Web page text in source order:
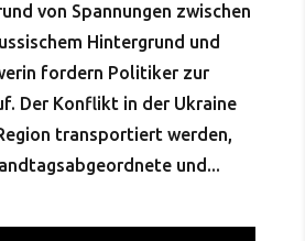
von Spannungen zwischen
Hintergrund und
fordern Politiker zur
Der Konflikt in der Ukraine
transportiert werden,
und...